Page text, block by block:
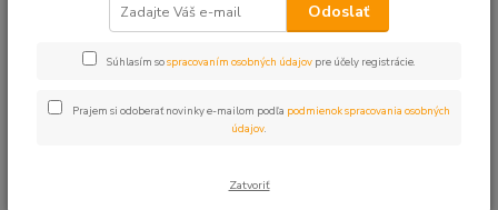
Filter MICRO 13mm RNOdoslať
Súhlasím sospracovaním osobných údajov pre účely registrácie.
Prajem si odoberať novinky e-mailom podľa podmienok spracovania osobných
údajov
Zatvoriť